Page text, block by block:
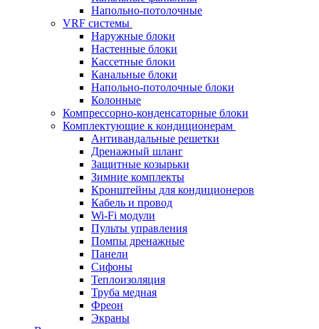
Напольно-потолочные
VRF системы
Наружные блоки
Настенные блоки
Кассетные блоки
Канальные блоки
Напольно-потолочные блоки
Колонные
Компрессорно-конденсаторные блоки
Комплектующие к кондиционерам
Антивандальные решетки
Дренажный шланг
Защитные козырьки
Зимние комплекты
Кронштейны для кондиционеров
Кабель и провод
Wi-Fi модули
Пульты управления
Помпы дренажные
Панели
Сифоны
Теплоизоляция
Труба медная
Фреон
Экраны